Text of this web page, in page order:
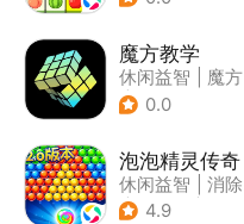
魔方教学
休闲益智 魔方
| 学习教育
0.0
泡泡精灵传奇
休闲益智
消除
| 泡泡龙
4.9